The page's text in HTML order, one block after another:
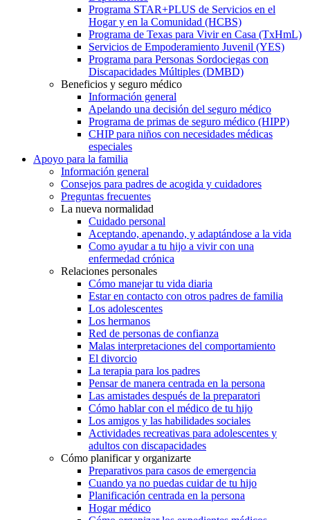
Programa STAR+PLUS de Servicios en el
Hogar y en la Comunidad (HCBS)
Programa de Texas para Vivir en Casa (TxHmL)
Servicios de Empoderamiento Juvenil (YES)
Programa para Personas Sordociegas con
Discapacidades Múltiples (DMBD)
Beneficios y seguro médico
Información general
Apelando una decisión del seguro médico
Programa de primas de seguro médico (HIPP)
CHIP para niños con necesidades médicas
especiales
Apoyo para la familia
Información general
Consejos para padres de acogida y cuidadores
Preguntas frecuentes
La nueva normalidad
Cuidado personal
Aceptando, apenando, y adaptándose a la vida
Como ayudar a tu hijo a vivir con una
enfermedad crónica
Relaciones personales
Cómo manejar tu vida diaria
Estar en contacto con otros padres de familia
Los adolescentes
Los hermanos
Red de personas de confianza
Malas interpretaciones del comportamiento
El divorcio
La terapia para los padres
Pensar de manera centrada en la persona
Las amistades después de la preparatori
Cómo hablar con el médico de tu hijo
Los amigos y las habilidades sociales
Actividades recreativas para adolescentes y
adultos con discapacidades
Cómo planificar y organizarte
Preparativos para casos de emergencia
Cuando ya no puedas cuidar de tu hijo
Planificación centrada en la persona
Hogar médico